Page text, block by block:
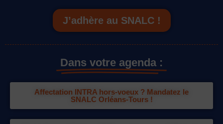
J’adhère au SNALC !
Dans votre agenda :
Affectation INTRA hors-voeux ? Mandatez le
SNALC Orléans-Tours !